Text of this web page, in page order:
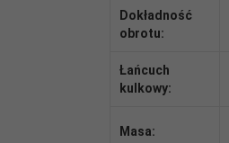
Dokładność
obrotu:
Łańcuch
kulkowy:
Masa: